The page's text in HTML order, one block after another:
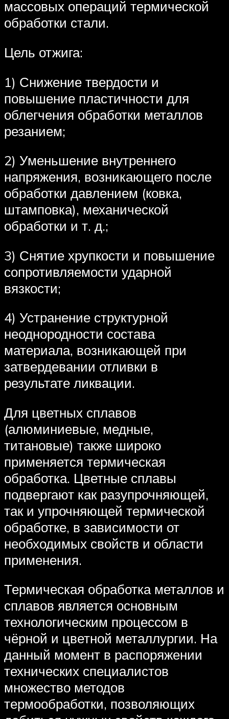
массовых операций термической
обработки стали.
Цель отжига:
1) Снижение твердости и
повышение пластичности для
облегчения обработки металлов
резанием;
2) Уменьшение внутреннего
напряжения, возникающего после
обработки давлением (ковка,
штамповка), механической
обработки и т. д.;
3) Снятие хрупкости и повышение
сопротивляемости ударной
вязкости;
4) Устранение структурной
неоднородности состава
материала, возникающей при
затвердевании отливки в
результате ликвации.
Для цветных сплавов
(алюминиевые, медные,
титановые) также широко
применяется термическая
обработка. Цветные сплавы
подвергают как разупрочняющей,
так и упрочняющей термической
обработке, в зависимости от
необходимых свойств и области
применения.
Термическая обработка металлов и
сплавов является основным
технологическим процессом в
чёрной и цветной металлургии. На
данный момент в распоряжении
технических специалистов
множество методов
термообработки, позволяющих